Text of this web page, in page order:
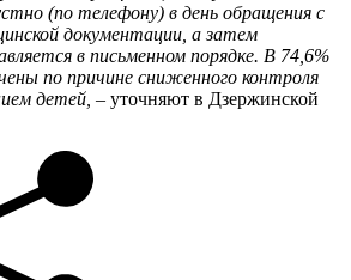
(по телефону) в день обращения с
документации, а затем
в письменном порядке. В 74,6%
по причине сниженного контроля
детей, – уточняют в Дзержинской